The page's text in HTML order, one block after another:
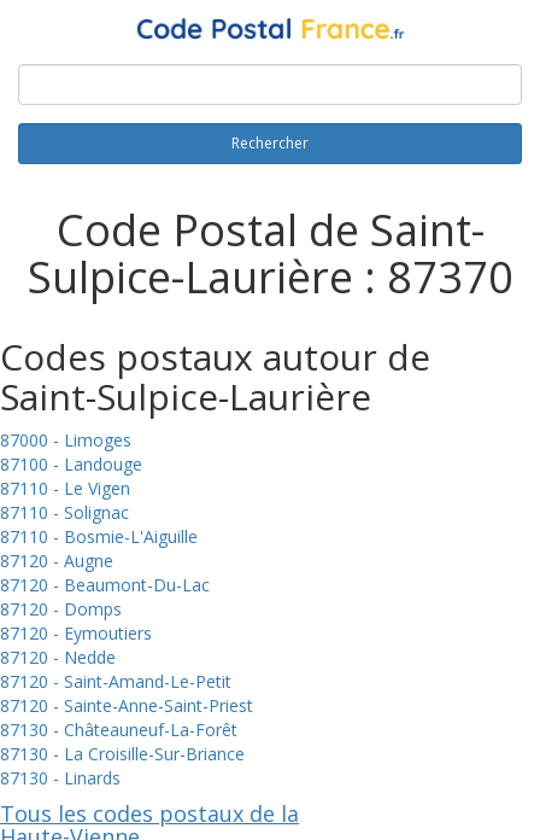
Rechercher
Code Postal de Saint-
Sulpice-Laurière : 87370
Codes postaux autour de
Saint-Sulpice-Laurière
87000 - Limoges
87100 - Landouge
87110 - Le Vigen
87110 - Solignac
87110 - Bosmie-L'Aiguille
87120 - Augne
87120 - Beaumont-Du-Lac
87120 - Domps
87120 - Eymoutiers
87120 - Nedde
87120 - Saint-Amand-Le-Petit
87120 - Sainte-Anne-Saint-Priest
87130 - Châteauneuf-La-Forêt
87130 - La Croisille-Sur-Briance
87130 - Linards
Tous les codes postaux de la